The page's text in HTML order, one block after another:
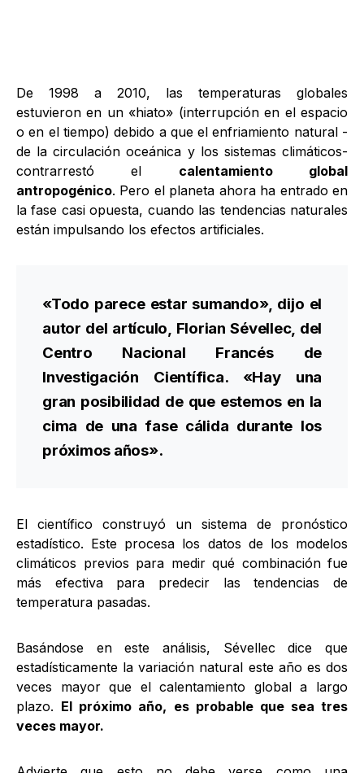
De 1998 a 2010, las temperaturas globales
estuvieron en un «hiato» (interrupción en el espacio
o en el tiempo) debido a que el enfriamiento natural -
de la circulación oceánica y los sistemas climáticos-
contrarrestó el calentamiento global
antropogénico. Pero el planeta ahora ha entrado en
la fase casi opuesta, cuando las tendencias naturales
están impulsando los efectos artificiales.
«Todo parece estar sumando», dijo el
autor del artículo, Florian Sévellec, del
Centro Nacional Francés de
Investigación Científica. «Hay una
gran posibilidad de que estemos en la
cima de una fase cálida durante los
próximos años».
El científico construyó un sistema de pronóstico
estadístico. Este procesa los datos de los modelos
climáticos previos para medir qué combinación fue
más efectiva para predecir las tendencias de
temperatura pasadas.
Basándose en este análisis, Sévellec dice que
estadísticamente la variación natural este año es dos
veces mayor que el calentamiento global a largo
plazo. El próximo año, es probable que sea tres
veces mayor.